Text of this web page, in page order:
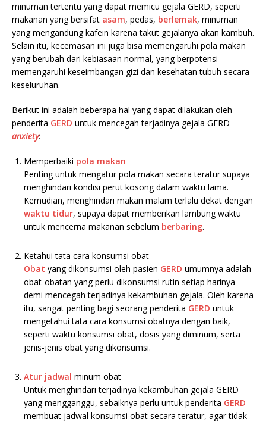
minuman tertentu yang dapat memicu gejala GERD, seperti
makanan yang bersifat asam, pedas, berlemak, minuman
yang mengandung kafein karena takut gejalanya akan kambuh.
Selain itu, kecemasan ini juga bisa memengaruhi pola makan
yang berubah dari kebiasaan normal, yang berpotensi
memengaruhi keseimbangan gizi dan kesehatan tubuh secara
keseluruhan.
Berikut ini adalah beberapa hal yang dapat dilakukan oleh
penderita GERD untuk mencegah terjadinya gejala GERD
anxiety:
Memperbaiki pola makan
Penting untuk mengatur pola makan secara teratur supaya
menghindari kondisi perut kosong dalam waktu lama.
Kemudian, menghindari makan malam terlalu dekat dengan
waktu tidur, supaya dapat memberikan lambung waktu
untuk mencerna makanan sebelum berbaring.
Ketahui tata cara konsumsi obat
Obat yang dikonsumsi oleh pasien GERD umumnya adalah
obat-obatan yang perlu dikonsumsi rutin setiap harinya
demi mencegah terjadinya kekambuhan gejala. Oleh karena
itu, sangat penting bagi seorang penderita GERD untuk
mengetahui tata cara konsumsi obatnya dengan baik,
seperti waktu konsumsi obat, dosis yang diminum, serta
jenis-jenis obat yang dikonsumsi.
Atur jadwal minum obat
Untuk menghindari terjadinya kekambuhan gejala GERD
yang mengganggu, sebaiknya perlu untuk penderita GERD
membuat jadwal konsumsi obat secara teratur, agar tidak